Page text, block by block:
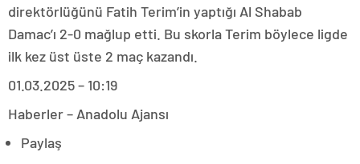
direktörlüğünü Fatih Terim’in yaptığı Al Shabab
Damac’ı 2-0 mağlup etti. Bu skorla Terim böylece ligde
ilk kez üst üste 2 maç kazandı.
01.03.2025 – 10:19
Haberler – Anadolu Ajansı
Paylaş